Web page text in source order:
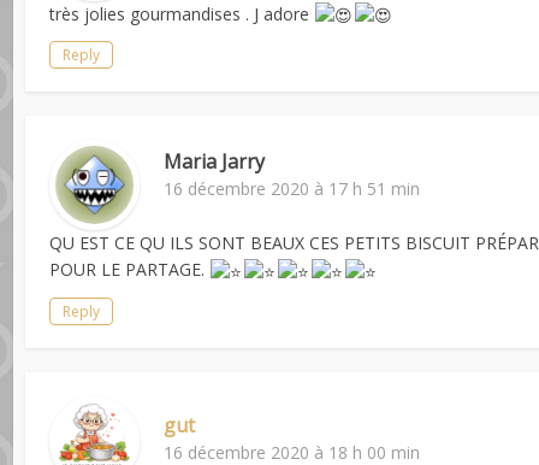
très jolies gourmandises . J adore
Reply
Maria Jarry
16 décembre 2020 à 17 h 51 min
QU EST CE QU ILS SONT BEAUX CES PETITS BISCUIT
POUR LE PARTAGE.
Reply
gut
16 décembre 2020 à 18 h 00 min